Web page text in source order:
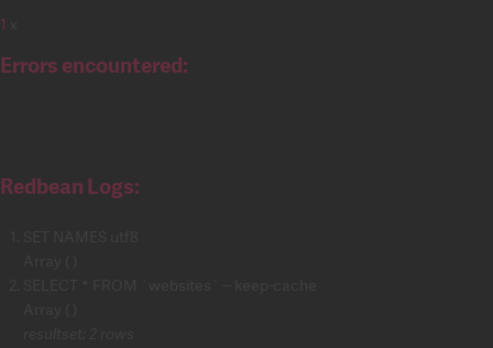
1
Errors encountered:
Redbean Logs: